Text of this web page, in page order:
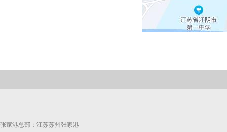
张家港总部：江苏苏州张家港